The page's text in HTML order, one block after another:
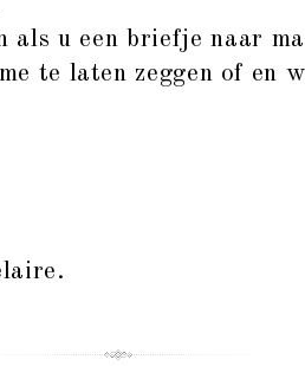
u een briefje naar
te laten zeggen of en